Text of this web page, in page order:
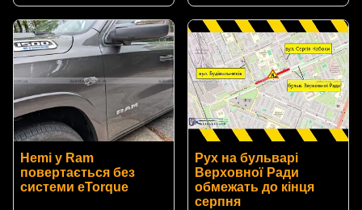
Hemi у Ram
повертається без
системи eTorque
Рух на бульварі
Верховної Ради
обмежать до кінця
серпня